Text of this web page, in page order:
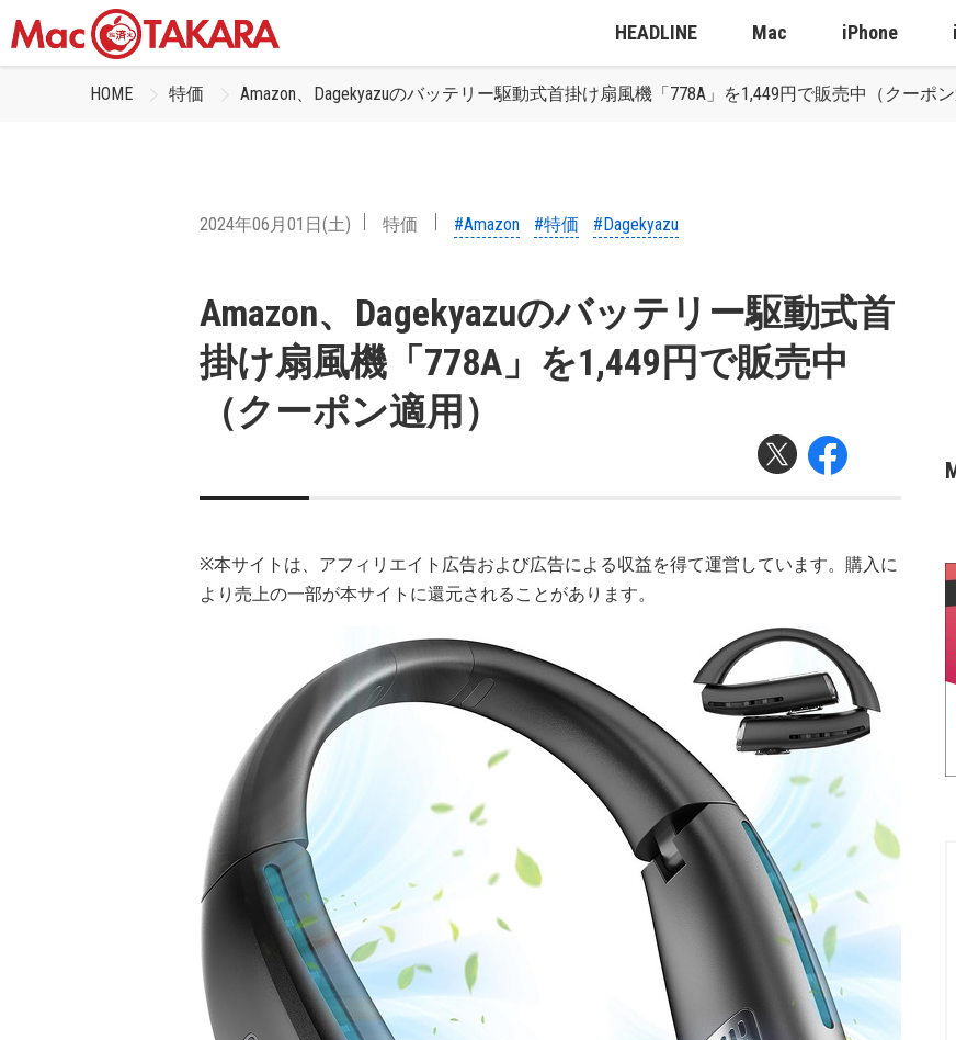
HEADLINE Mac iPhone
HOME 特価 Amazon、Dagekyazuのバッテリー駆動式首掛け扇風機「778A」を1,449円で販売中（クーポン
2024年06月01日(土) 特価 #Amazon #特価 #Dagekyazu
Amazon、Dagekyazuのバッテリー駆動式首
掛け扇風機「778A」を1,449円で販売中
（クーポン適用）
※本サイトは、アフィリエイト広告および広告による収益を得て運営しています。購入に
より売上の一部が本サイトに還元されることがあります。